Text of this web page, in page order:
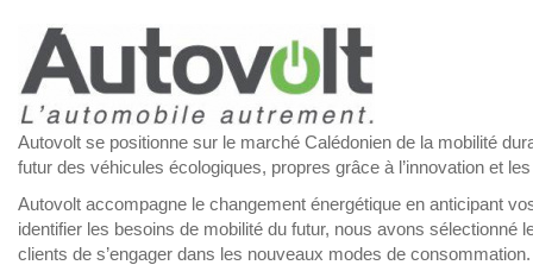
Autovolt se positionne sur le marché Calédonien de la mobilité
futur des véhicules écologiques, propres grâce à l’innovation et
Autovolt accompagne le changement énergétique en anticipant
identifier les besoins de mobilité du futur, nous avons sélectionné
clients de s’engager dans les nouveaux modes de